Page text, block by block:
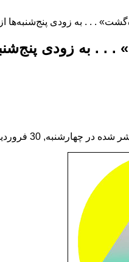
. . . به زودی
در چهارشنبه, 30 فروردين 1396 09:30